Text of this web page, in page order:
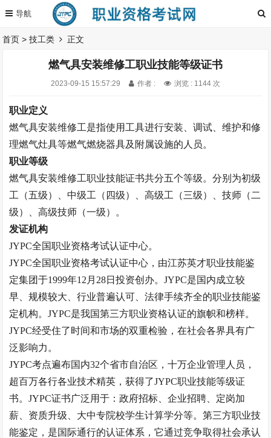
首页 >技工类 正文
燃气具安装维修工职业技能等级证书
2023-09-15 15:57:29 作者 : 浏览 : 1144 次
职业定义
燃气具安装维修工是指使用工具进行安装、调试、维护和修
理燃气灶具等燃气燃烧器具及附属设施的人员。
职业等级
燃气具安装维修工职业技能证书共分五个等级。分别为初级
工（五级）、中级工（四级）、高级工（三级）、技师（二
级）、高级技师（一级）。
发证机构
JYPC全国职业资格考试认证中心。
JYPC全国职业资格考试认证中心，由江苏英才职业技能鉴
定集团于1999年12 月 28日投资创办。JYPC是国内成立较
早、规模较大、行业普遍认可、法律手续齐全的职业技能鉴
定机构。JYPC是我国第三方职业资格认证的旗帜和榜样。
JYPC经受住了时间和市场的双重检验，在社会各界具有广
泛影响力。
JYPC考点遍布国内32个省市自治区，十万企业管理人员，
超百万各行各业技术精英，获得了JYPC职业技能等级证
书。JYPC证书广泛用于：政府招标、企业招聘、定岗加
薪、资质升级、大中专院校学生计算学分等。第三方职业技
能鉴定，是国际通行的认证体系，它通过竞争取得社会承认